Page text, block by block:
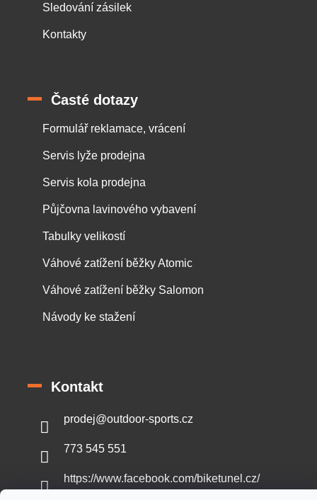
Sledování zásilek
Kontakty
Časté dotazy
Formulář reklamace, vrácení
Servis lyže prodejna
Servis kola prodejna
Půjčovna lavinového vybavení
Tabulky velikostí
Váhové zatížení běžky Atomic
Váhové zatížení běžky Salomon
Návody ke stažení
Kontakt
prodej@outdoor-sports.cz
773 545 551
https://www.facebook.com/biketunel.cz/